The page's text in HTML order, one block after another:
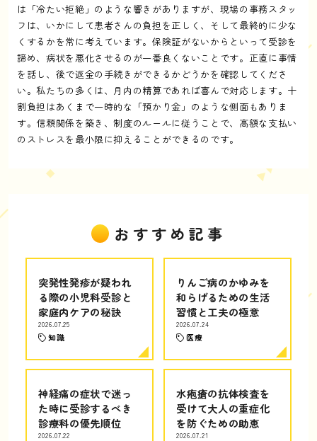
は「冷たい拒絶」のような響きがありますが、現場の事務スタッ
フは、いかにして患者さんの負担を正しく、そして最終的に少な
くするかを常に考えています。保険証がないからといって受診を
諦め、病状を悪化させるのが一番良くないことです。正直に事情
を話し、後で返金の手続きができるかどうかを確認してくださ
い。私たちの多くは、月内の精算であれば喜んで対応します。十
割負担はあくまで一時的な「預かり金」のような側面もありま
す。信頼関係を築き、制度のルールに従うことで、高額な支払い
のストレスを最小限に抑えることができるのです。
おすすめ記事
突発性発疹が疑われ
る際の小児科受診と
家庭内ケアの秘訣
2026.07.25
知識
りんご病のかゆみを
和らげるための生活
習慣と工夫の極意
2026.07.24
医療
神経痛の症状で迷っ
た時に受診するべき
診療科の優先順位
2026.07.22
水疱瘡の抗体検査を
受けて大人の重症化
を防ぐための助恵
2026.07.21